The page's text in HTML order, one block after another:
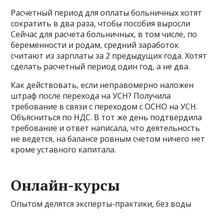
Расчетный период для оплаты больничных хотят
сократить в два раза, чтобы пособия выросли
Сейчас для расчета больничных, в том числе, по
беременности и родам, средний заработок
считают из зарплаты за 2 предыдущих года. Хотят
сделать расчетный период один год, а не два.
Как действовать, если неправомерно наложен
штраф после перехода на УСН? Получила
требование в связи с переходом с ОСНО на УСН.
Объясниться по НДС. В тот же день подтвердила
требование и ответ написала, что деятельность
не ведется, на балансе ровным счетом ничего нет
кроме уставного капитала.
Онлайн-курсы
Опытом делятся эксперты-практики, без воды